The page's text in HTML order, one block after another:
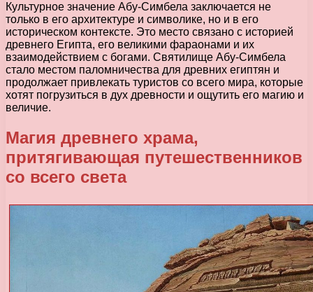
Культурное значение Абу-Симбела заключается не
только в его архитектуре и символике, но и в его
историческом контексте. Это место связано с историей
древнего Египта, его великими фараонами и их
взаимодействием с богами. Святилище Абу-Симбела
стало местом паломничества для древних египтян и
продолжает привлекать туристов со всего мира, которые
хотят погрузиться в дух древности и ощутить его магию и
величие.
Магия древнего храма,
притягивающая путешественников
со всего света